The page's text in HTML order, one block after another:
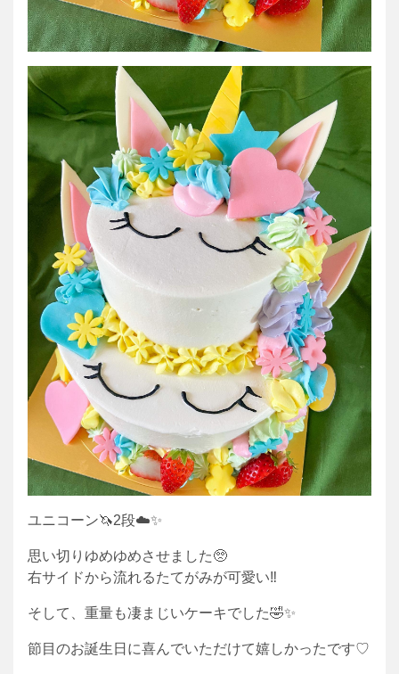
ユニコーン🦄2段☁️✨
思い切りゆめゆめさせました🥺
右サイドから流れるたてがみが可愛い‼︎
そして、重量も凄まじいケーキでした🤣✨
節目のお誕生日に喜んでいただけて嬉しかったです♡